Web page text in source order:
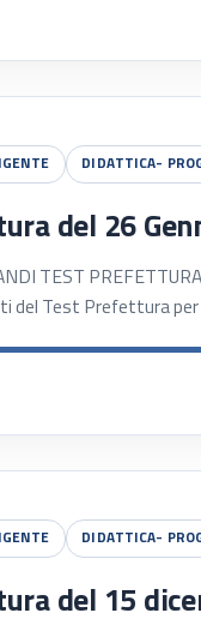
DIDATTICA-
del 26
TEST
del Test Prefettura
DIDATTICA-
del 15